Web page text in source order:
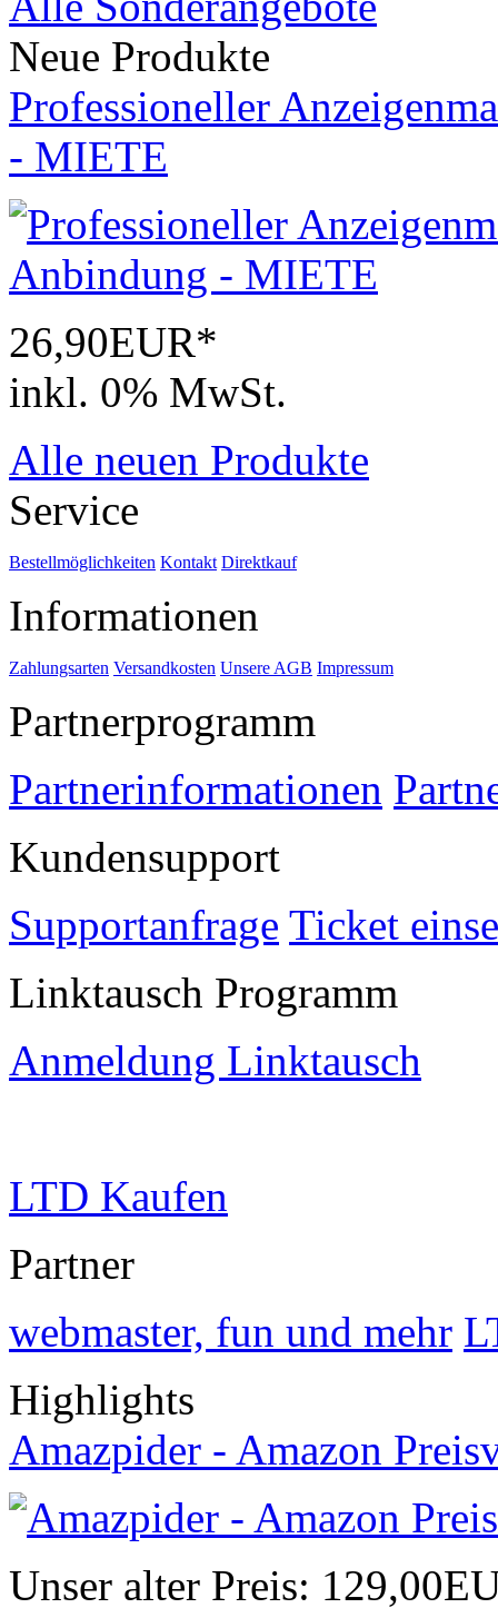
Neue Produkte
Professioneller
- MIETE
26,90EUR*
inkl. 0% MwSt.
Alle neuen Produkte
Service
Bestellmöglichkeiten Kontakt Direktkauf
Informationen
Zahlungsarten Versandkosten Unsere AGB Impressum
Partnerprogramm
Partnerinformationen
Kundensupport
Supportanfrage Ticket
Linktausch Programm
Anmeldung Linktausch
LTD Kaufen
Partner
webmaster, fun und mehr
Highlights
Amazpider - Amazon
Unser alter Preis: